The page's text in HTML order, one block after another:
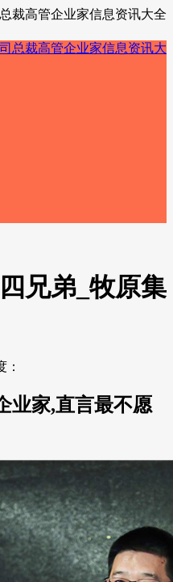
裁高管企业家信息资讯大全
兄弟_牧原集
：
业家,直言最不愿